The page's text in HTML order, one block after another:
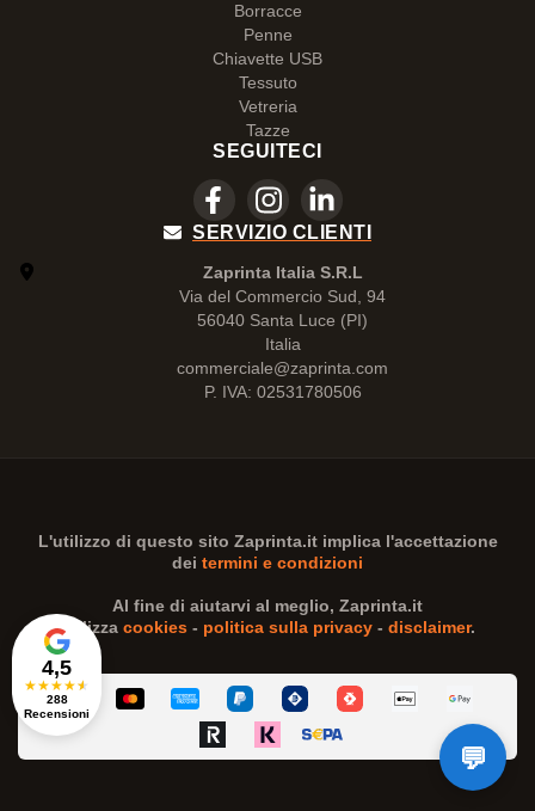
4,5
★★★★★
288
Recensioni
Borracce
Penne
Chiavette USB
Tessuto
Vetreria
Tazze
SEGUITECI
SERVIZIO CLIENTI
Zaprinta Italia S.R.L
Via del Commercio Sud, 94
56040 Santa Luce (PI)
Italia
commerciale@zaprinta.com
P. IVA: 02531780506
L'utilizzo di questo sito Zaprinta.itimplica l'accettazione
dei termini e condizioni
Al fine di aiutarvi al meglio, Zaprinta.it
utilizza cookies- politica sulla privacy- disclaimer.